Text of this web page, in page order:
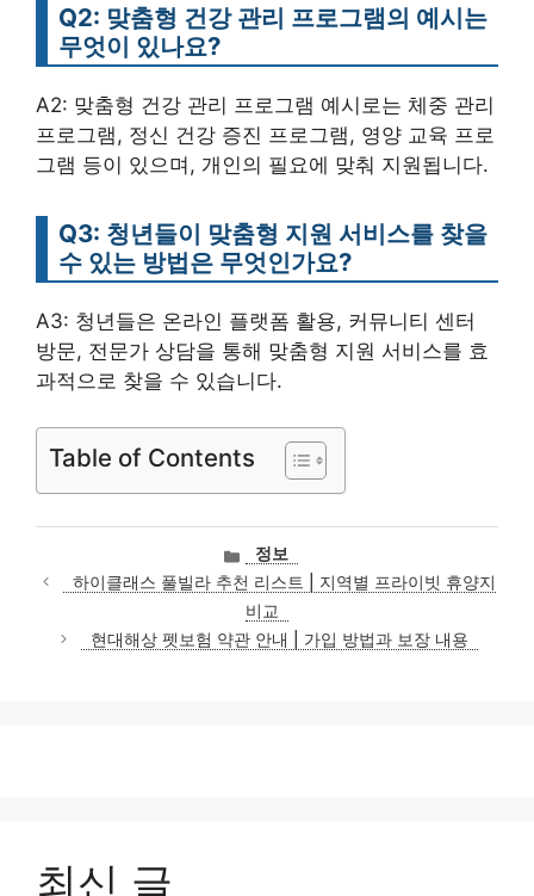
Q2: 맞춤형 건강 관리 프로그램의 예시는
무엇이 있나요?
A2: 맞춤형 건강 관리 프로그램 예시로는 체중 관리
프로그램, 정신 건강 증진 프로그램, 영양 교육 프로
그램 등이 있으며, 개인의 필요에 맞춰 지원됩니다.
Q3: 청년들이 맞춤형 지원 서비스를 찾을
수 있는 방법은 무엇인가요?
A3: 청년들은 온라인 플랫폼 활용, 커뮤니티 센터
방문, 전문가 상담을 통해 맞춤형 지원 서비스를 효
과적으로 찾을 수 있습니다.
Table of Contents
카
테
고
리
정보
하이클래스 풀빌라 추천 리스트 | 지역별 프라이빗 휴양지
비교
현대해상 펫보험 약관 안내 | 가입 방법과 보장 내용
최신 글